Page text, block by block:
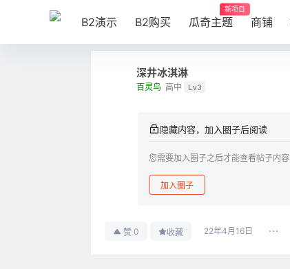
B2演示 B2购买 瓜奇主题
新项目
商铺
深井冰淇淋
百灵鸟 高中 Lv3
隐藏内容，加入圈子后阅读
您需要加入圈子之后才能查看帖子内容
加入圈子
赞 0 收藏 22年4月16日